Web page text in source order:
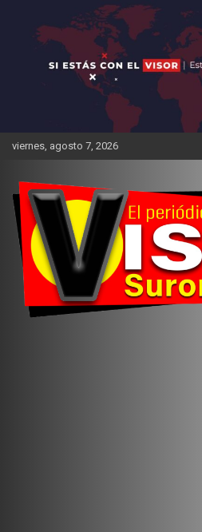
contenido
viernes, agosto 7, 2026